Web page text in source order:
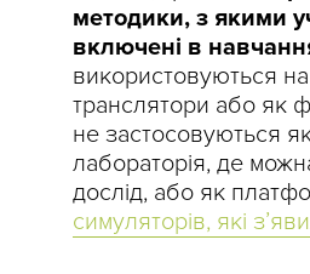
методики, з якими
включені в
використовуються
транслятори або як
не застосовуються
лабораторія, де
дослід, або як
симуляторів, які